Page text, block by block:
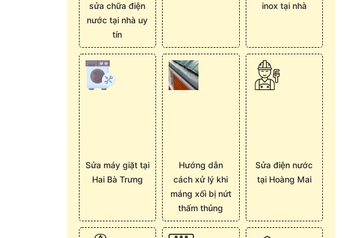
sửa chữa điện
nước tại nhà uy
tín
inox tại nhà
Sửa máy giặt tại
Hai Bà Trưng
Hướng dẫn
cách xử lý khi
máng xối bị nứt
thấm thủng
Sửa điện nước
tại Hoàng Mai